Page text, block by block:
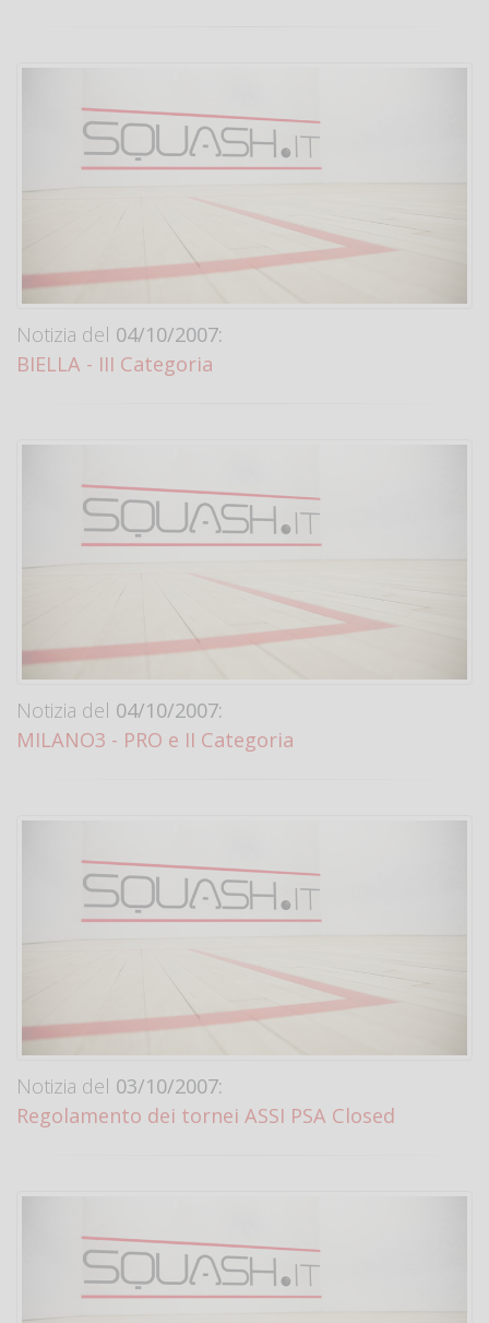
Notizia del 04/10/2007:
BIELLA - III Categoria
Notizia del 04/10/2007:
MILANO3 - PRO e II Categoria
Notizia del 03/10/2007:
Regolamento dei tornei ASSI PSA Closed